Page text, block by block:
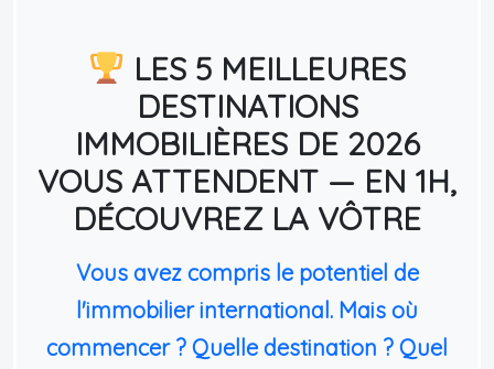
LES 5 MEILLEURES
DESTINATIONS
IMMOBILIÈRES DE 2026
VOUS ATTENDENT — EN 1H,
DÉCOUVREZ LA VÔTRE
Vous avez compris le potentiel de
l'immobilier international. Mais où
commencer ? Quelle destination ? Quel